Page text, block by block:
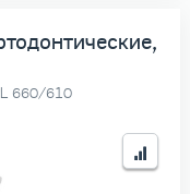
660/610